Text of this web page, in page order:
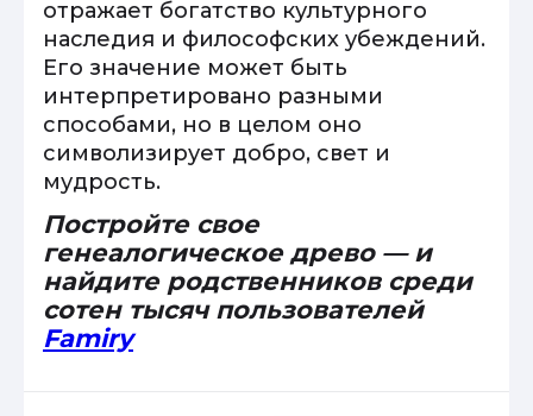
отражает богатство культурного
наследия и философских убеждений.
Его значение может быть
интерпретировано разными
способами, но в целом оно
символизирует добро, свет и
мудрость.
Постройте свое
генеалогическое древо — и
найдите родственников среди
сотен тысяч пользователей
Famiry